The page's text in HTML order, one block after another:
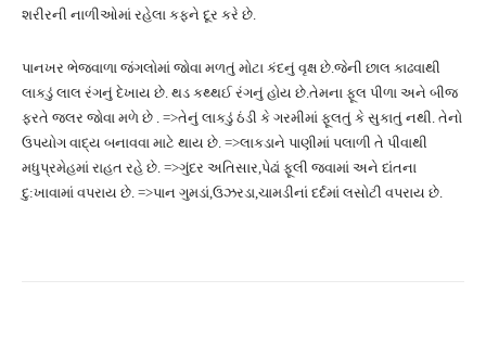
શરીરની નાળીઓમાં રહેલા કફને દૂર કરે છે.
પાનખર ભેજવાળા જંગલોમાં જોવા મળતું મોટા કંદનું વૃક્ષ છે.જેની છાલ કાઢવાથી
લાકડું લાલ રંગનું દેખાય છે. થડ કથ્થઈ રંગનું હોય છે.તેમના ફૂલ પીળા અને બીજ
ફરતે જલર જોવા મળે છે . =>તેનું લાકડું ઠંડી કે ગરમીમાં ફૂલતું કે સુકાતું નથી. તેનો
ઉપયોગ વાદ્ય બનાવવા માટે થાય છે. =>લાકડાને પાણીમાં પલાળી તે પીવાથી
મધુપ્રમેહમાં રાહત રહે છે. =>ગુંદર અતિસાર,પેઢાં ફૂલી જવામાં અને દાંતના
દુ:ખાવામાં વપરાય છે. =>પાન ગુમડાં,ઉઝરડા,ચામડીનાં દર્દમાં લસોટી વપરાય છે.